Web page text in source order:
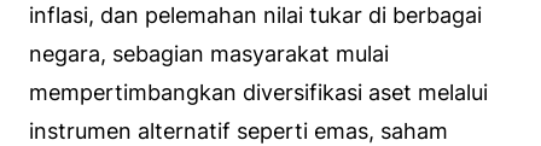
inflasi, dan pelemahan nilai tukar di berbagai
negara, sebagian masyarakat mulai
mempertimbangkan diversifikasi aset melalui
instrumen alternatif seperti emas, saham